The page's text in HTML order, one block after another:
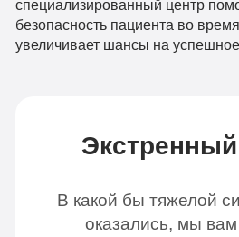
специализированный центр
безопасность пациента во
увеличивает шансы на
В какой бы тяжелой
оказались, мы